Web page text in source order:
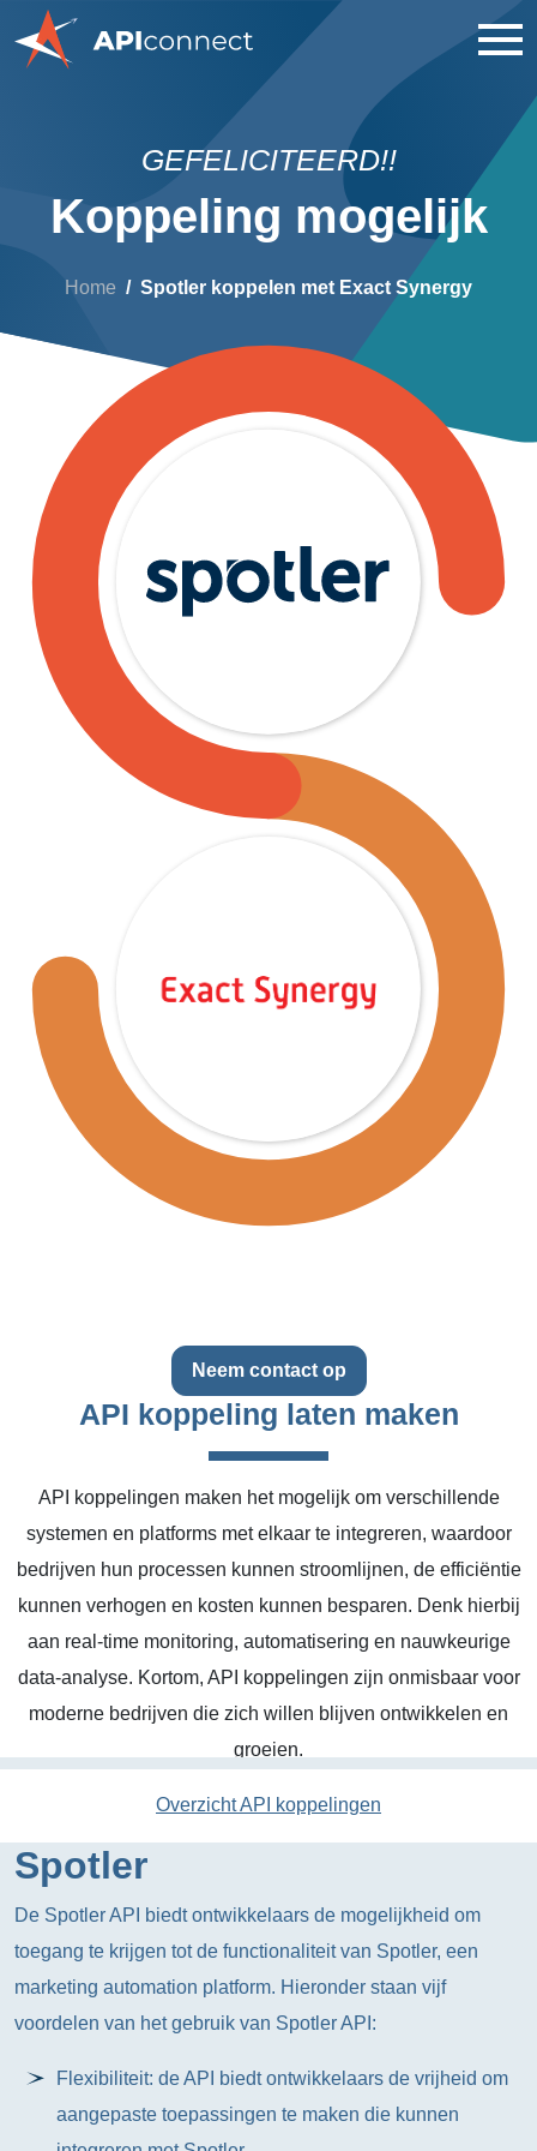
GEFELICITEERD!!
Koppeling mogelijk
Home Spotler koppelen met Exact Synergy
Neem contact op
API koppeling laten maken
API koppelingen maken het mogelijk om verschillende
systemen en platforms met elkaar te integreren, waardoor
bedrijven hun processen kunnen stroomlijnen, de efficiëntie
kunnen verhogen en kosten kunnen besparen. Denk hierbij
aan real-time monitoring, automatisering en nauwkeurige
data-analyse. Kortom, API koppelingen zijn onmisbaar voor
moderne bedrijven die zich willen blijven ontwikkelen en
groeien.
Overzicht API koppelingen
Spotler
De Spotler API biedt ontwikkelaars de mogelijkheid om
toegang te krijgen tot de functionaliteit van Spotler, een
marketing automation platform. Hieronder staan vijf
voordelen van het gebruik van Spotler API:
Flexibiliteit: de API biedt ontwikkelaars de vrijheid om
aangepaste toepassingen te maken die kunnen